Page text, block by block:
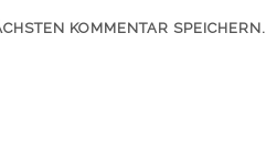
KOMMENTAR SPEICHERN.